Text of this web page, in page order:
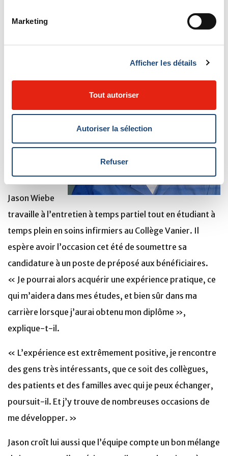
Marketing
Afficher les détails
Tout autoriser
Autoriser la sélection
Refuser
d’expérience? »
l’entretien,
sites sauf
Lachine
Jason Wiebe
travaille à l’entretien à temps partiel tout en étudiant à
temps plein en soins infirmiers au Collège Vanier. Il
espère avoir l’occasion cet été de soumettre sa
candidature à un poste de préposé aux bénéficiaires.
« Je pourrai alors acquérir une expérience pratique, ce
qui m’aidera dans mes études, et bien sûr dans ma
carrière lorsque j’aurai obtenu mon diplôme »,
explique-t-il.
« L’expérience est extrêmement positive, je rencontre
des gens très intéressants, que ce soit des collègues,
des patients et des familles avec qui je peux échanger,
poursuit-il. Et j’y trouve de nombreuses occasions de
me développer. »
Jason croît lui aussi que l’équipe compte un bon mélange